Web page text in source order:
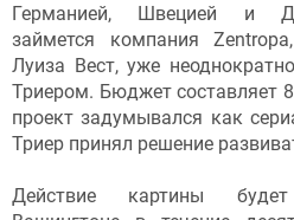
Германией, Швецией и
займется компания
Луиза Вест, уже
Триером. Бюджет составляет
проект задумывался как
Триер принял решение
Действие картины